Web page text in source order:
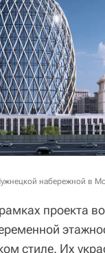
набережной в
проекта
стиле. Их